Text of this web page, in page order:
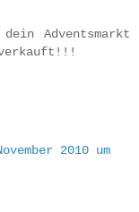
Adventsmarkt
2010 um